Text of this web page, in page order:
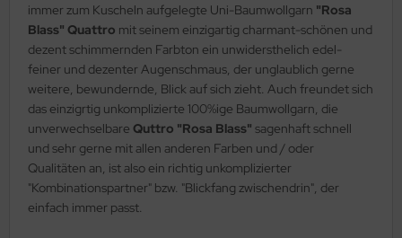
immer zum Kuscheln aufgelegte Uni-Baumwollgarn "Rosa
Blass" Quattro mit seinem einzigartig charmant-schönen und
dezent schimmernden Farbton ein unwidersthelich edel-
feiner und dezenter Augenschmaus, der unglaublich gerne
weitere, bewundernde, Blick auf sich zieht. Auch freundet sich
das einzigrtig unkomplizierte 100%ige Baumwollgarn, die
unverwechselbare Quttro "Rosa Blass" sagenhaft schnell
und sehr gerne mit allen anderen Farben und / oder
Qualitäten an, ist also ein richtig unkomplizierter
"Kombinationspartner" bzw. "Blickfang zwischendrin", der
einfach immer passt.